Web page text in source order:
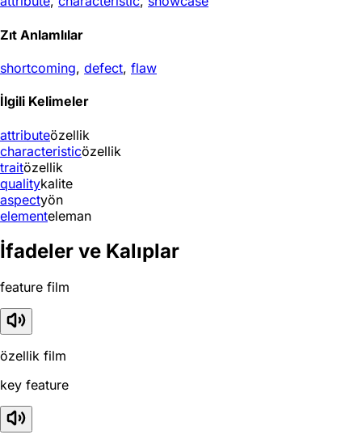
Zıt Anlamlılar
shortcoming, defect, flaw
İlgili Kelimeler
attributeözellik
characteristicözellik
traitözellik
qualitykalite
aspectyön
elementeleman
İfadeler ve Kalıplar
feature film
özellik film
key feature